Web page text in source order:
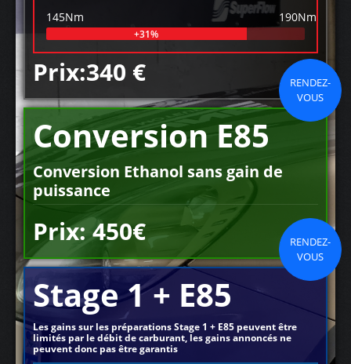
145Nm 190Nm
+31%
Prix:340 €
RENDEZ-
VOUS
Conversion E85
Conversion Ethanol sans gain de
puissance
Prix: 450€
RENDEZ-
VOUS
Stage 1 + E85
Les gains sur les préparations Stage 1 + E85 peuvent être
limités par le débit de carburant, les gains annoncés ne
peuvent donc pas être garantis